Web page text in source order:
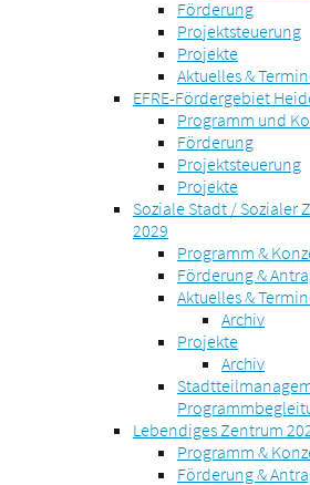
Förderung
Projektsteuerung
Projekte
Aktuelles &
EFRE-Fördergebiet
Programm und
Förderung
Projektsteuerung
Projekte
Soziale Stadt / Sozialer
2029
Programm &
Förderung &
Aktuelles &
Archiv
Projekte
Archiv
Lebendiges Zentrum
Programm &
Förderung &